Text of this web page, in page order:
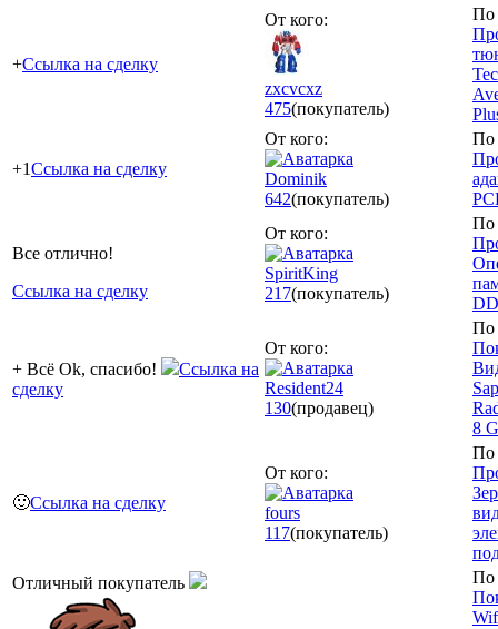
+Ссылка на сделку
От кого:
zxcvcxz
475(покупатель)
По
+1Ссылка на сделку
От кого:
Dominik
642(покупатель)
По
Все отлично!
Ссылка на сделку
От кого:
SpiritKing
217(покупатель)
По
+ Всё Ok, спасибо!
Ссылка на
сделку
От кого:
Resident24
130(продавец)
По
8
🙂Ссылка на сделку
От кого:
fours
117(покупатель)
По
Отличный покупатель
По